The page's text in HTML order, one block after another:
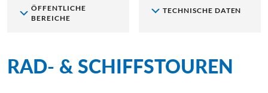
ÖFFENTLICHE
BEREICHE
TECHNISCHE DATEN
RAD- & SCHIFFSTOUREN